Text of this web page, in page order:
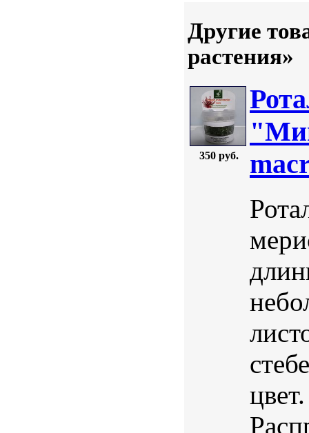
Другие
растения»
350 руб.